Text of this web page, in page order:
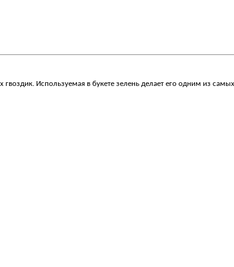
Используемая в букете зелень делает его одним из